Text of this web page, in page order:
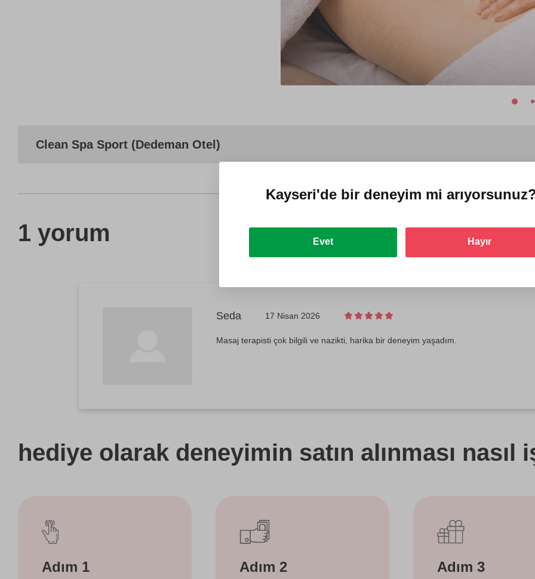
Clean Spa Sport (Dedeman Otel)
1 yorum
Seda 17 Nisan 2026
Masaj terapisti çok bilgili ve nazikti, harika bir deneyim yaşadım.
hediye olarak deneyimin satın alınması nasıl
Adım 1 Adım 2 Adım 3
Kayseri'de bir deneyim mi
Evet Hayır